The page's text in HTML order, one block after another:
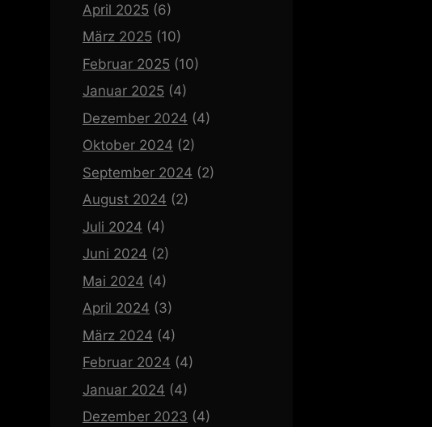
April 2025 (6)
März 2025 (10)
Februar 2025 (10)
Januar 2025 (4)
Dezember 2024 (4)
Oktober 2024 (2)
September 2024 (2)
August 2024 (2)
Juli 2024 (4)
Juni 2024 (2)
Mai 2024 (4)
April 2024 (3)
März 2024 (4)
Februar 2024 (4)
Januar 2024 (4)
Dezember 2023 (4)